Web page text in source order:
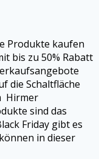
Produkte kaufen
bis zu 50% Rabatt
die Schaltfläche
Hirmer
sind das
Friday gibt es
in dieser